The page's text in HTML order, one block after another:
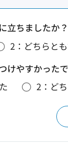
立ちましたか？
2：どちらと
けやすかった
2：ど